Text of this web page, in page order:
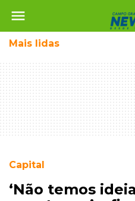
menu
Mais lidas
Capital
‘Não temos